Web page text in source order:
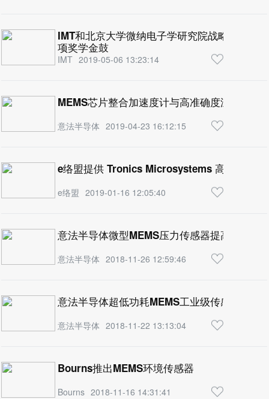
IMT和北京大学微纳电子学研究院战略合作持
项奖学金鼓
IMT 2019-05-06 13:23:14
MEMS芯片整合加速度计与高准确度温度传感
意法半导体 2019-04-23 16:12:15
e络盟提供 Tronics Microsystems 高性能
e络盟 2019-01-16 12:05:40
意法半导体微型MEMS压力传感器提高测量精
意法半导体 2018-11-26 12:59:46
意法半导体超低功耗MEMS工业级传感器产品
意法半导体 2018-11-22 13:13:04
Bourns推出MEMS环境传感器
Bourns 2018-11-16 14:31:41